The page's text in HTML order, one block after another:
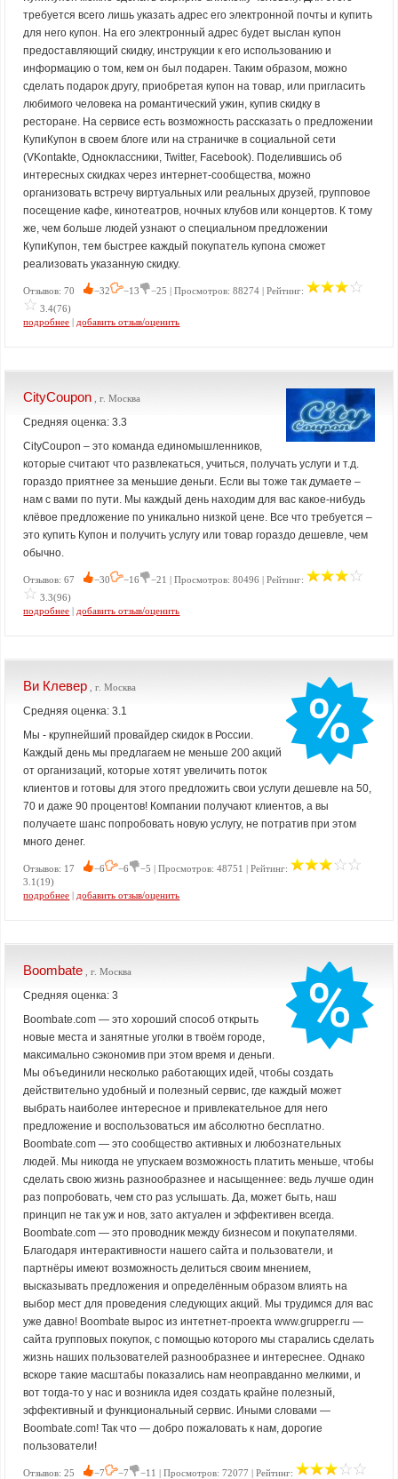
требуется всего лишь указать адрес его электронной почты и купить
для него купон. На его электронный адрес будет выслан купон
предоставляющий скидку, инструкции к его использованию и
информацию о том, кем он был подарен. Таким образом, можно
сделать подарок другу, приобретая купон на товар, или пригласить
любимого человека на романтический ужин, купив скидку в
ресторане. На сервисе есть возможность рассказать о предложении
КупиКупон в своем блоге или на страничке в социальной сети
(VKontakte, Одноклассники, Twitter, Facebook). Поделившись об
интересных скидках через интернет-сообщества, можно
организовать встречу виртуальных или реальных друзей, групповое
посещение кафе, кинотеатров, ночных клубов или концертов. К тому
же, чем больше людей узнают о специальном предложении
КупиКупон, тем быстрее каждый покупатель купона сможет
реализовать указанную скидку.
Отзывов: 70 −32 −13
−25 | Просмотров: 88274 | Рейтинг:
3.4(76)
подробнее | добавить отзыв/оценить
CityCoupon , г. Москва
Средняя оценка: 3.3
CityCoupon – это команда единомышленников,
которые считают что развлекаться, учиться, получать услуги и т.д.
гораздо приятнее за меньшие деньги. Если вы тоже так думаете –
нам с вами по пути. Мы каждый день находим для вас какое-нибудь
клёвое предложение по уникально низкой цене. Все что требуется –
это купить Купон и получить услугу или товар гораздо дешевле, чем
обычно.
Отзывов: 67 −30 −16
−21 | Просмотров: 80496 | Рейтинг:
3.3(96)
подробнее | добавить отзыв/оценить
Ви Клевер , г. Москва
Средняя оценка: 3.1
Мы - крупнейший провайдер скидок в России.
Каждый день мы предлагаем не меньше 200 акций
от организаций, которые хотят увеличить поток
клиентов и готовы для этого предложить свои услуги дешевле на 50,
70 и даже 90 процентов! Компании получают клиентов, а вы
получаете шанс попробовать новую услугу, не потратив при этом
много денег.
Отзывов: 17 −6 −6
−5 | Просмотров: 48751 | Рейтинг:
3.1(19)
подробнее | добавить отзыв/оценить
Boombate , г. Москва
Средняя оценка: 3
Boombate.com — это хороший способ открыть
новые места и занятные уголки в твоём городе,
максимально сэкономив при этом время и деньги.
Мы объединили несколько работающих идей, чтобы создать
действительно удобный и полезный сервис, где каждый может
выбрать наиболее интересное и привлекательное для него
предложение и воспользоваться им абсолютно бесплатно.
Boombate.com — это сообщество активных и любознательных
людей. Мы никогда не упускаем возможность платить меньше, чтобы
сделать свою жизнь разнообразнее и насыщеннее: ведь лучше один
раз попробовать, чем сто раз услышать. Да, может быть, наш
принцип не так уж и нов, зато актуален и эффективен всегда.
Boombate.com — это проводник между бизнесом и покупателями.
Благодаря интерактивности нашего сайта и пользователи, и
партнёры имеют возможность делиться своим мнением,
высказывать предложения и определённым образом влиять на
выбор мест для проведения следующих акций. Мы трудимся для вас
уже давно! Boombate вырос из интетнет-проекта www.grupper.ru —
сайта групповых покупок, с помощью которого мы старались сделать
жизнь наших пользователей разнообразнее и интереснее. Однако
вскоре такие масштабы показались нам неоправданно мелкими, и
вот тогда-то у нас и возникла идея создать крайне полезный,
эффективный и функциональный сервис. Иными словами —
Boombate.com! Так что — добро пожаловать к нам, дорогие
пользователи!
Отзывов: 25 −7 −7
−11 | Просмотров: 72077 | Рейтинг: